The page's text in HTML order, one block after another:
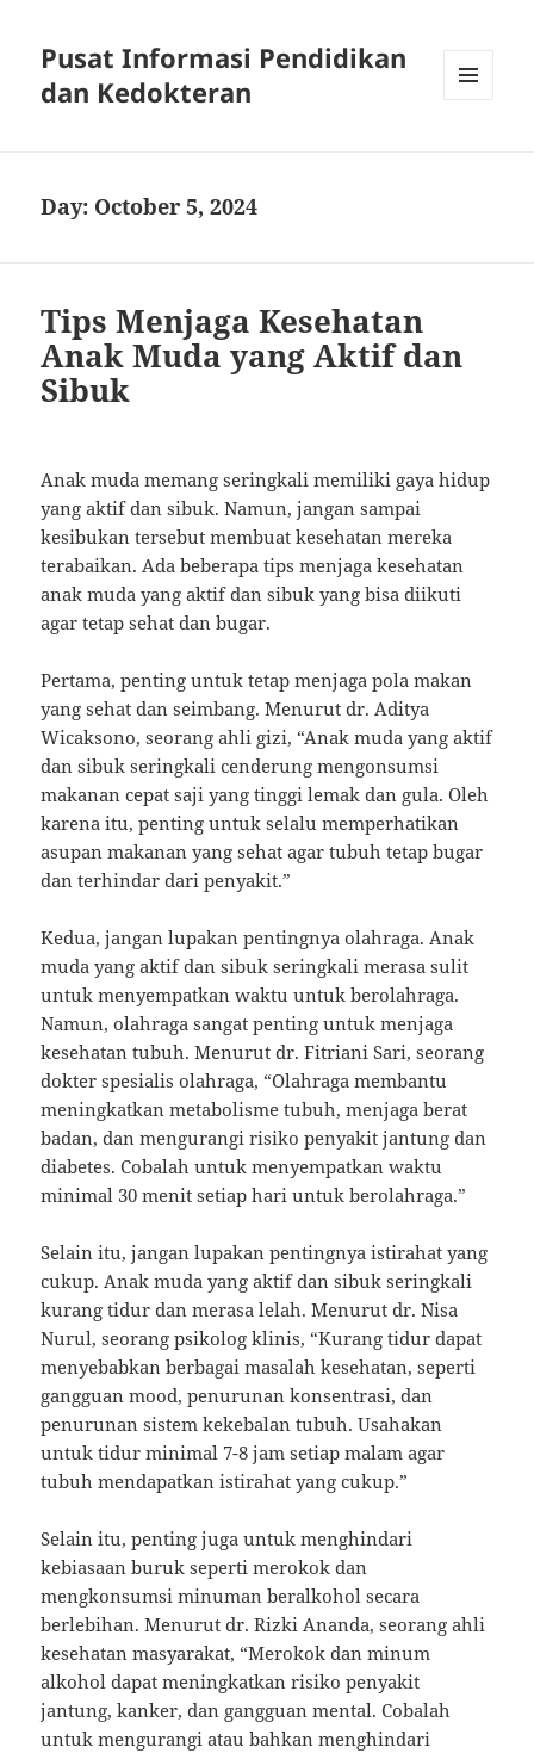
Pusat Informasi Pendidikan
dan Kedokteran
Day: October 5, 2024
Tips Menjaga Kesehatan
Anak Muda yang Aktif dan
Sibuk
Anak muda memang seringkali memiliki gaya hidup
yang aktif dan sibuk. Namun, jangan sampai
kesibukan tersebut membuat kesehatan mereka
terabaikan. Ada beberapa tips menjaga kesehatan
anak muda yang aktif dan sibuk yang bisa diikuti
agar tetap sehat dan bugar.
Pertama, penting untuk tetap menjaga pola makan
yang sehat dan seimbang. Menurut dr. Aditya
Wicaksono, seorang ahli gizi, “Anak muda yang aktif
dan sibuk seringkali cenderung mengonsumsi
makanan cepat saji yang tinggi lemak dan gula. Oleh
karena itu, penting untuk selalu memperhatikan
asupan makanan yang sehat agar tubuh tetap bugar
dan terhindar dari penyakit.”
Kedua, jangan lupakan pentingnya olahraga. Anak
muda yang aktif dan sibuk seringkali merasa sulit
untuk menyempatkan waktu untuk berolahraga.
Namun, olahraga sangat penting untuk menjaga
kesehatan tubuh. Menurut dr. Fitriani Sari, seorang
dokter spesialis olahraga, “Olahraga membantu
meningkatkan metabolisme tubuh, menjaga berat
badan, dan mengurangi risiko penyakit jantung dan
diabetes. Cobalah untuk menyempatkan waktu
minimal 30 menit setiap hari untuk berolahraga.”
Selain itu, jangan lupakan pentingnya istirahat yang
cukup. Anak muda yang aktif dan sibuk seringkali
kurang tidur dan merasa lelah. Menurut dr. Nisa
Nurul, seorang psikolog klinis, “Kurang tidur dapat
menyebabkan berbagai masalah kesehatan, seperti
gangguan mood, penurunan konsentrasi, dan
penurunan sistem kekebalan tubuh. Usahakan
untuk tidur minimal 7-8 jam setiap malam agar
tubuh mendapatkan istirahat yang cukup.”
Selain itu, penting juga untuk menghindari
kebiasaan buruk seperti merokok dan
mengkonsumsi minuman beralkohol secara
berlebihan. Menurut dr. Rizki Ananda, seorang ahli
kesehatan masyarakat, “Merokok dan minum
alkohol dapat meningkatkan risiko penyakit
jantung, kanker, dan gangguan mental. Cobalah
untuk mengurangi atau bahkan menghindari